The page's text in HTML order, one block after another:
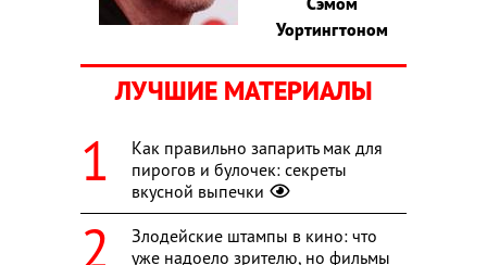
Уортингтоном
ЛУЧШИЕ МАТЕРИАЛЫ
Как правильно запарить мак для
пирогов и булочек: секреты
вкусной выпечки
Злодейские штампы в кино: что
уже надоело зрителю, но фильмы